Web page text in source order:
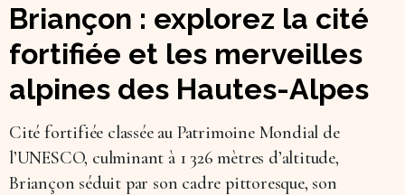
Briançon : explorez la cité
fortifiée et les merveilles
alpines des Hautes-Alpes
Cité fortifiée classée au Patrimoine Mondial de
l’UNESCO, culminant à 1 326 mètres d’altitude,
Briançon séduit par son cadre pittoresque, son